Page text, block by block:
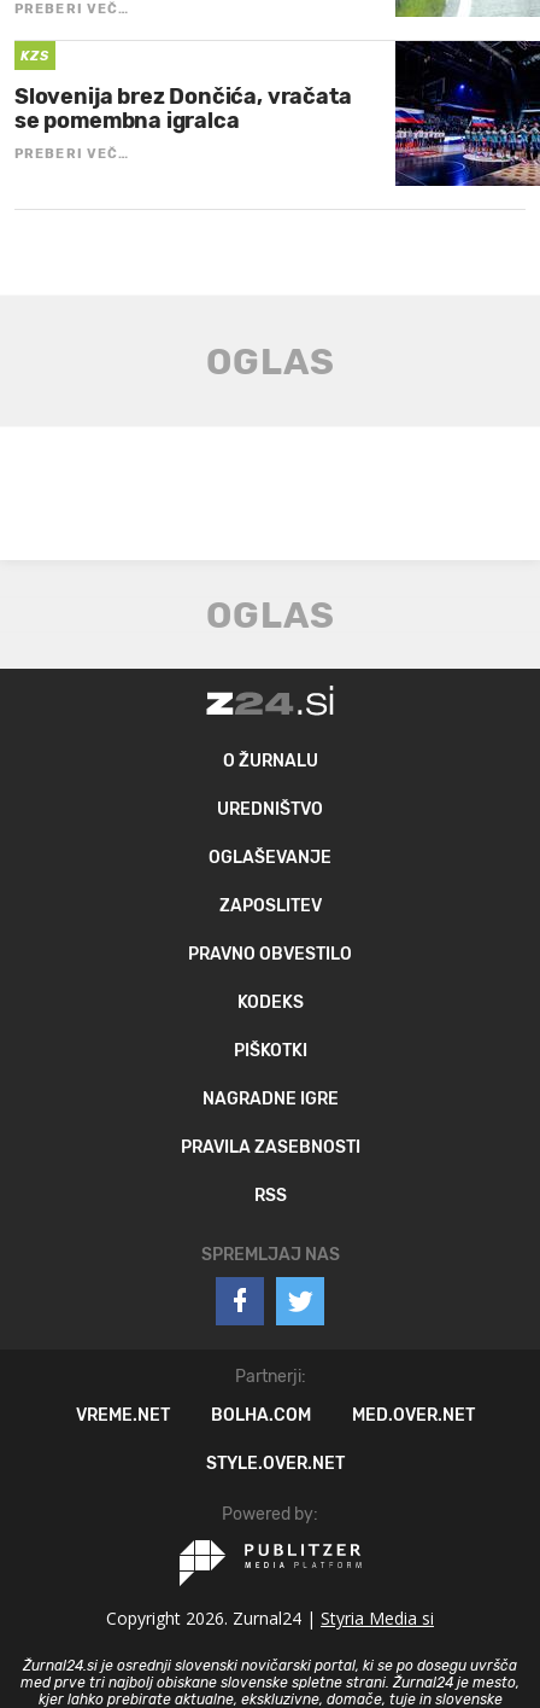
PREBERI VEČ…
KZS
Slovenija brez Dončića, vračata
se pomembna igralca
PREBERI VEČ…
O ŽURNALU
UREDNIŠTVO
OGLAŠEVANJE
ZAPOSLITEV
PRAVNO OBVESTILO
KODEKS
PIŠKOTKI
NAGRADNE IGRE
PRAVILA ZASEBNOSTI
RSS
SPREMLJAJ NAS
Partnerji:
VREME.NET
BOLHA.COM MED.OVER.NET
STYLE.OVER.NET
Powered by:
Copyright 2026. Zurnal24 | Styria Media si
Žurnal24.si je osrednji slovenski novičarski portal, ki se po dosegu uvršča
med prve tri najbolj obiskane slovenske spletne strani. Žurnal24 je mesto,
kjer lahko prebirate aktualne, ekskluzivne, domače, tuje in slovenske